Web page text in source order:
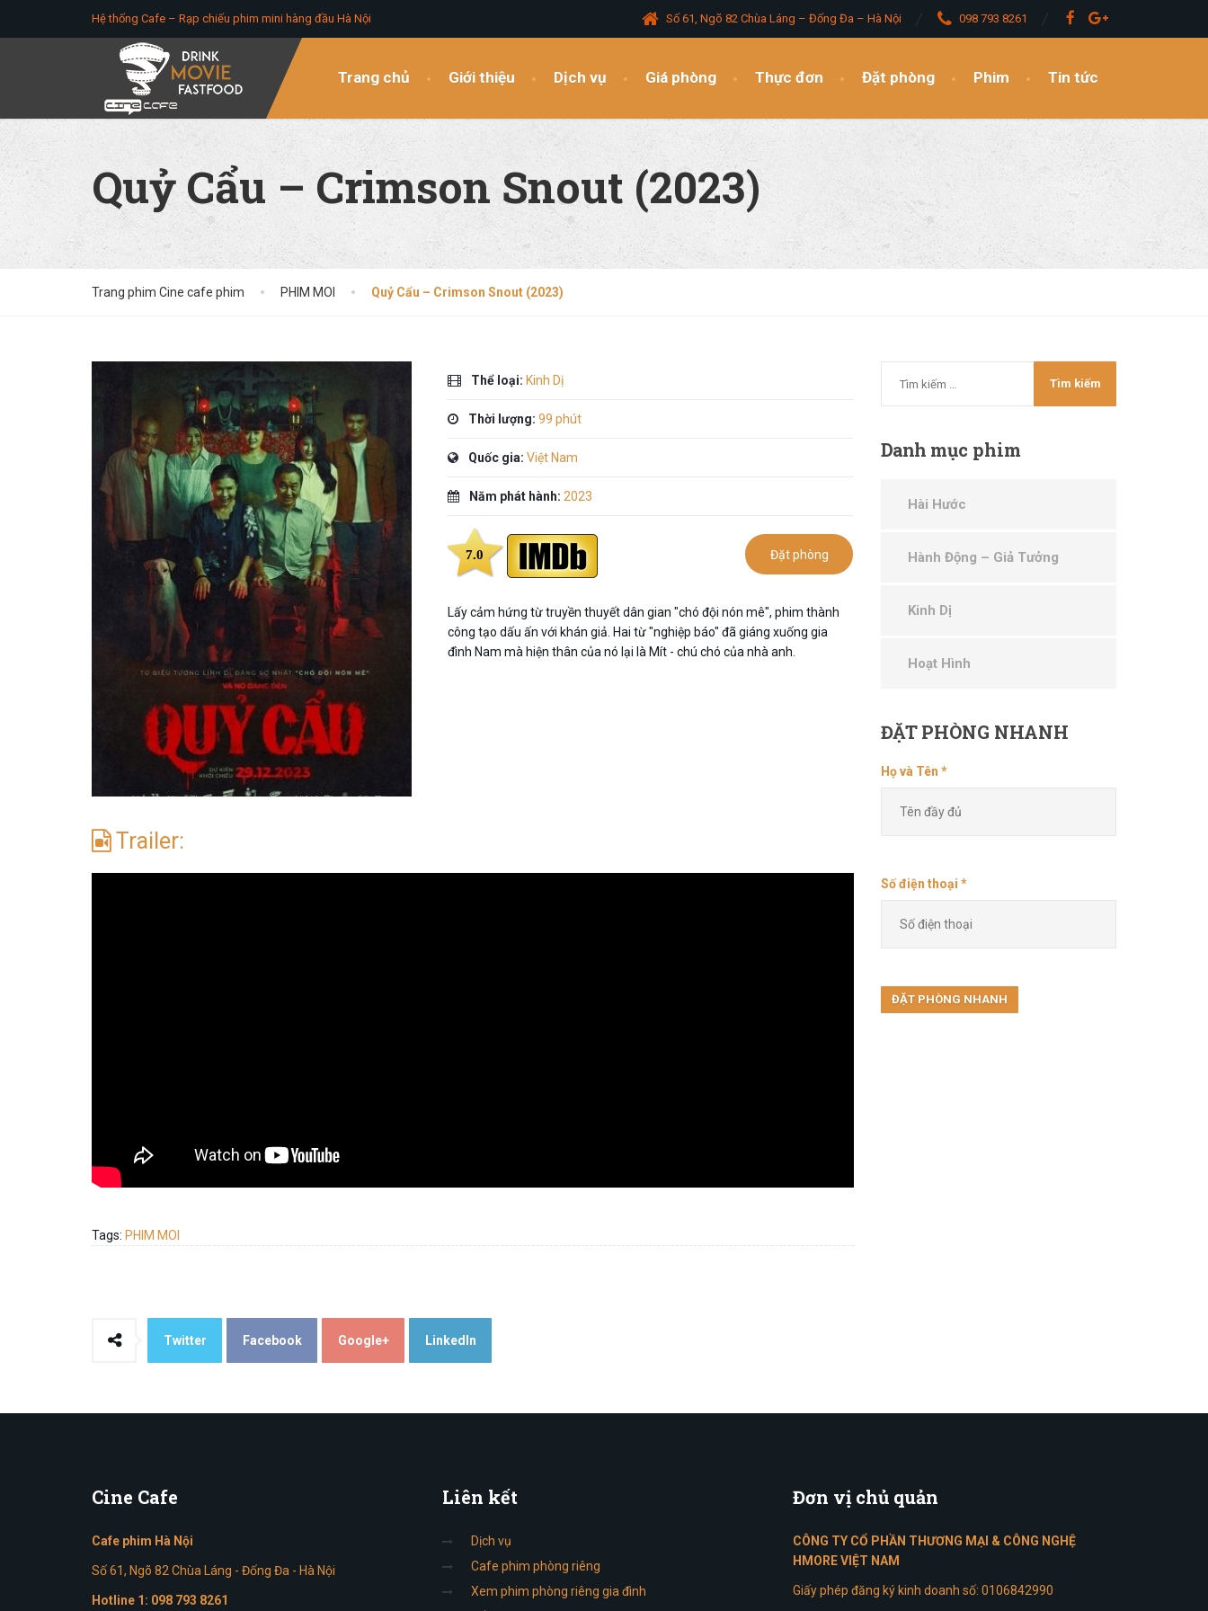
Hệ thống Cafe – Rạp chiếu phim mini hàng đầu Hà Nội Số 61, Ngõ 82 Chùa Láng – Đống Đa – Hà Nội 098 793 8261
Trang chủ Giới thiệu Dịch vụ Giá phòng Thực đơn Đặt phòng Phim Tin tức
Quỷ Cẩu – Crimson Snout (2023)
Trang phim Cine cafe phim PHIM MOI Quỷ Cẩu – Crimson Snout (2023)
Thể loại: Kinh Dị
Thời lượng: 99 phút
Quốc gia: Việt Nam
Năm phát hành: 2023
7.0 Đặt phòng
Lấy cảm hứng từ truyền thuyết dân gian "chó đội nón mê", phim thành
công tạo dấu ấn với khán giả. Hai từ "nghiệp báo" đã giáng xuống gia
đình Nam mà hiện thân của nó lại là Mít - chú chó của nhà anh.
Trailer:
Tags: PHIM MOI
Twitter Facebook Google+ LinkedIn
Danh mục phim
Hài Hước
Hành Động – Giả Tưởng
Kinh Dị
Hoạt Hình
ĐẶTPHÒNG NHANH
Họ và Tên *
Số điện thoại *
Cine Cafe
Cafe phim Hà Nội
Số 61, Ngõ 82 Chùa Láng - Đống Đa - Hà Nội
Hotline 1: 098 793 8261
Liên kết
Dịch vụ
Cafe phim phòng riêng
Xem phim phòng riêng gia đình
Đơn vị chủ quản
CÔNG TY CỔ PHẦN THƯƠNG MẠI & CÔNG NGHỆ
HMORE VIỆT NAM
Giấy phép đăng ký kinh doanh số: 0106842990